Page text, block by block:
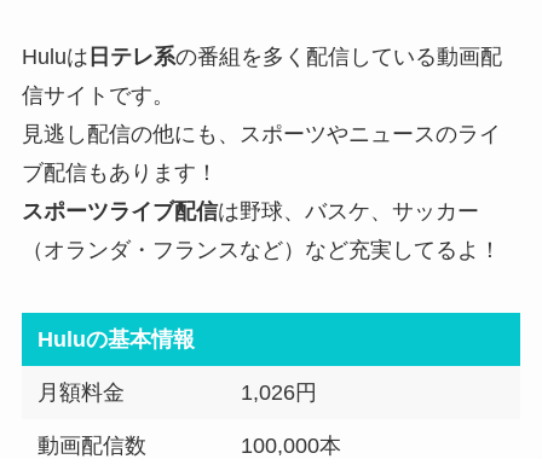
ップ』もオススメですよ！
Huluは 日テレ系の番組を多く配信している動画配
信サイトです。
見逃し配信の他にも、スポーツやニュースのライ
ブ配信もあります！
スポーツライブ配信は野球、バスケ、サッカー
（オランダ・フランスなど）など充実してるよ！
Huluの基本情報
月額料金 1,026円
動画配信数 100,000本